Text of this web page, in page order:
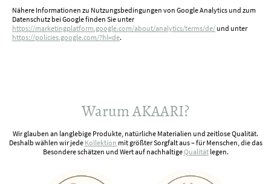
Nähere Informationen zu Nutzungsbedingungen von Google Analytics und zum
Datenschutz bei Google finden Sie unter
https://marketingplatform.google.com/about/analytics/terms/de/und unter
https://policies.google.com/?hl=de.
Warum AKAARI?
Wir glauben an langlebige Produkte, natürliche Materialien und zeitlose Qualität.
Deshalb wählen wir jede Kollektion mit größter Sorgfalt aus – für Menschen, die das
Besondere schätzen und Wert auf nachhaltigeQualitätlegen.